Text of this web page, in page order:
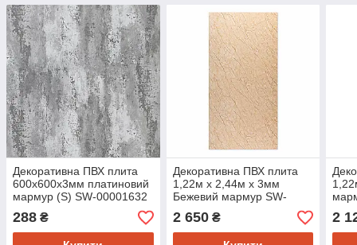
Декоративна ПВХ плита
600х600х3мм платиновий
мармур (S) SW-00001632
288 ₴
Декоративна ПВХ плита
1,22м х 2,44м х 3мм
Бежевий мармур SW-
00001397
2 650₴ 2